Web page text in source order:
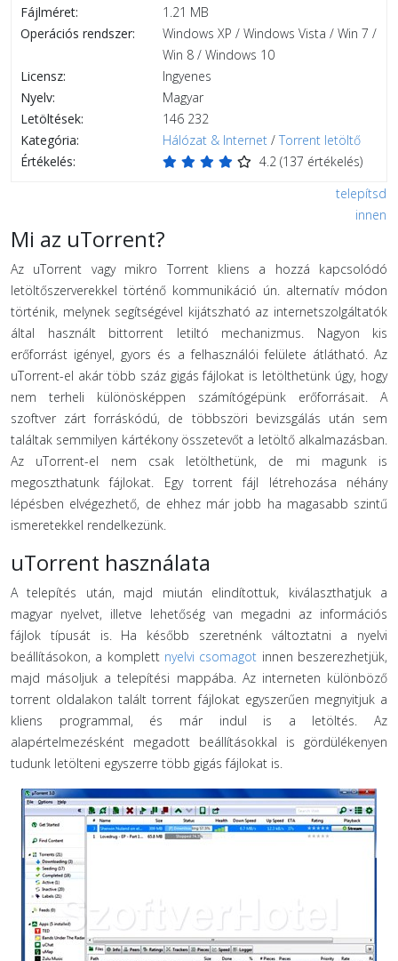
Fájlméret:
1.21 MB
Operációs rendszer:
Windows XP / Windows Vista / Win 7 /
Win 8 / Windows 10
Licensz:
Ingyenes
Nyelv:
Magyar
Letöltések:
146 232
Kategória:
Hálózat & Internet / Torrent letöltő
Értékelés:
4.2 (137 értékelés)
telepítsd
innen
Mi az uTorrent?
Az uTorrent vagy mikro Torrent kliens a hozzá kapcsolódó
letöltőszerverekkel történő kommunikáció ún. alternatív módon
történik, melynek segítségével kijátszható az internetszolgáltatók
által használt bittorrent letiltó mechanizmus. Nagyon kis
erőforrást igényel, gyors és a felhasználói felülete átlátható. Az
uTorrent-el akár több száz gigás fájlokat is letölthetünk úgy, hogy
nem terheli különösképpen számítógépünk erőforrásait. A
szoftver zárt forráskódú, de többszöri bevizsgálás után sem
találtak semmilyen kártékony összetevőt a letöltő alkalmazásban.
Az uTorrent-el nem csak letölthetünk, de mi magunk is
megoszthatunk fájlokat. Egy torrent fájl létrehozása néhány
lépésben elvégezhető, de ehhez már jobb ha magasabb szintű
ismeretekkel rendelkezünk.
uTorrent használata
A telepítés után, majd miután elindítottuk, kiválaszthatjuk a
magyar nyelvet, illetve lehetőség van megadni az információs
fájlok típusát is. Ha később szeretnénk változtatni a nyelvi
beállításokon, a komplett nyelvi csomagot innen beszerezhetjük,
majd másoljuk a telepítési mappába. Az interneten különböző
torrent oldalakon talált torrent fájlokat egyszerűen megnyitjuk a
kliens programmal, és már indul is a letöltés. Az
alapértelmezésként megadott beállításokkal is gördülékenyen
tudunk letölteni egyszerre több gigás fájlokat is.